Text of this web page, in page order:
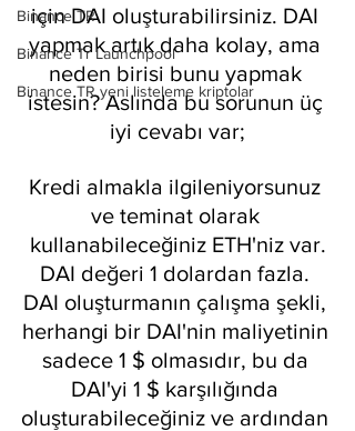
Binance TR
Binance Tr Launchpool
Binance TR yeni listeleme kriptolar
için DAI oluşturabilirsiniz. DAI
yapmak artık daha kolay, ama
neden birisi bunu yapmak
istesin? Aslında bu sorunun üç
iyi cevabı var;
Kredi almakla ilgileniyorsunuz
ve teminat olarak
kullanabileceğiniz ETH'niz var.
DAI değeri 1 dolardan fazla.
DAI oluşturmanın çalışma şekli,
herhangi bir DAI'nin maliyetinin
sadece 1 $ olmasıdır, bu da
DAI'yi 1 $ karşılığında
oluşturabileceğiniz ve ardından